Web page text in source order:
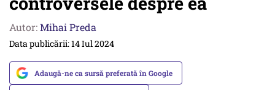
Autor:Mihai Preda
Data publicării: 14 Iul 2024
Adaugă-ne ca sursă preferată în Google